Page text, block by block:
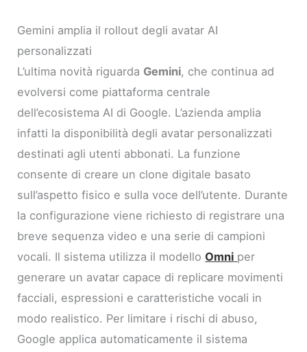
Gemini amplia il rollout degli avatar AI
personalizzati
L’ultima novità riguarda Gemini, che continua ad
evolversi come piattaforma centrale
dell’ecosistema AI di Google. L’azienda amplia
infatti la disponibilità degli avatar personalizzati
destinati agli utenti abbonati. La funzione
consente di creare un clone digitale basato
sull’aspetto fisico e sulla voce dell’utente. Durante
la configurazione viene richiesto di registrare una
breve sequenza video e una serie di campioni
vocali. Il sistema utilizza il modello Omni per
generare un avatar capace di replicare movimenti
facciali, espressioni e caratteristiche vocali in
modo realistico. Per limitare i rischi di abuso,
Google applica automaticamente il sistema